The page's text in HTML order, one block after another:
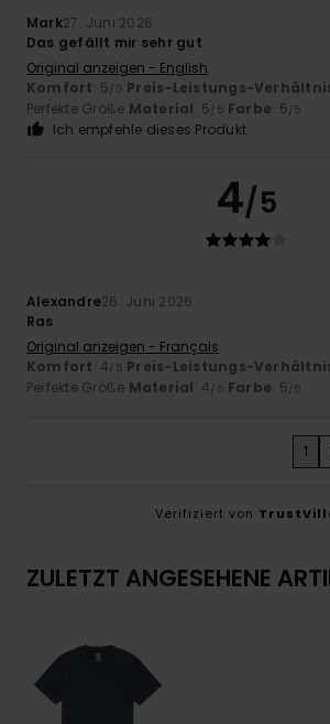
Mark27. Juni 2026
Das gefällt mir sehr gut
Original anzeigen - English
Komfort: 5/5 Preis-Leistungs-
Perfekte Größe Material: 5/5 Farbe: 5/5
Ich empfehle dieses Produkt
4/5
Alexandre26. Juni 2026
Ras
Original anzeigen - Français
Komfort: 4/5 Preis-Leistungs-
Perfekte Größe Material: 4/5 Farbe: 5/5
1
Verifiziert von
ZULETZT ANGESEHENE